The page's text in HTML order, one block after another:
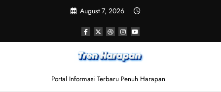
August 7, 2026
Portal Informasi Terbaru Penuh Harapan